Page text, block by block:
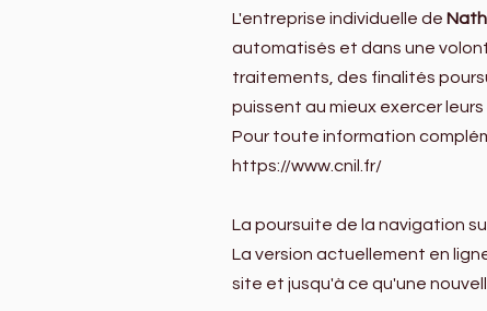
L'entreprise individuelle de
automatisés et dans une
traitements, des finalités
puissent au mieux exercer leurs
Pour toute information
https://www.cnil.fr/
La poursuite de la navigation
La version actuellement en
site et jusqu'à ce qu'une